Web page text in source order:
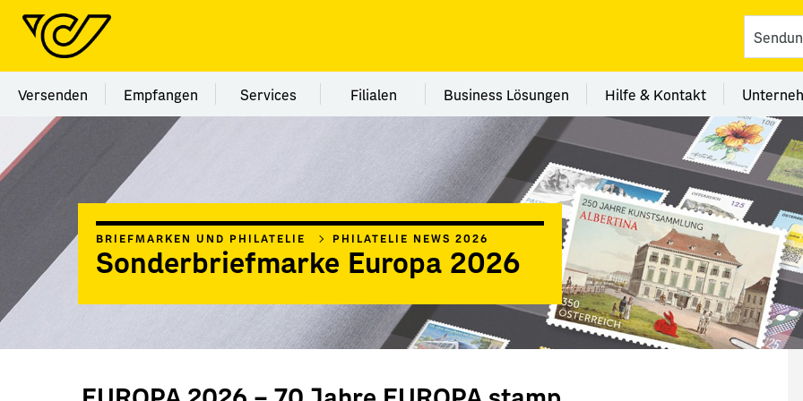
Menü Kategorie Versenden
Versenden Menü Kategorie Empfangen
Empfangen Menü Kategorie Services
Services Menü Kategorie Filialen
Filialen Menü Kategorie Business Lösungen
Business Lösungen Menü Kategorie Hilfe
Hilfe & Kontakt
BRIEFMARKEN UND PHILATELIE PHILATELIE NEWS 2026
Sonderbriefmarke Europa 2026